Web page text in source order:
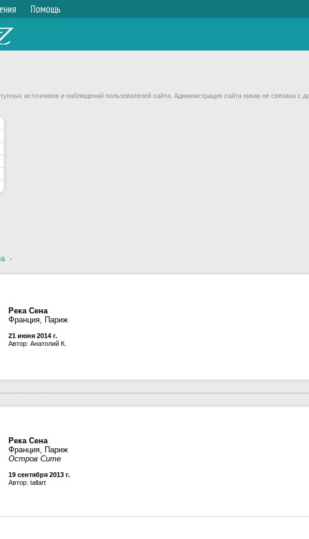
Помощь
источников и наблюдений пользователей сайта. Администрация сайта никак не связана
·
Река Сена
Франция, Париж
21 июня 2014 г.
Автор: Анатолий К.
Река Сена
Франция, Париж
Остров Сите
19 сентября 2013 г.
Автор: tallart